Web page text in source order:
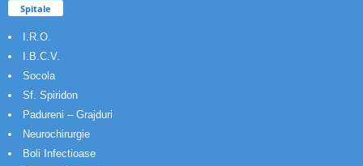
Spitale
I.R.O.
I.B.C.V.
Socola
Sf. Spiridon
Padureni – Grajduri
Neurochirurgie
Boli Infectioase